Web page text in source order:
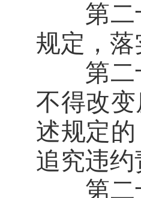
第二十
规定，
第二十
不得改
述规定
追究违约
第二十